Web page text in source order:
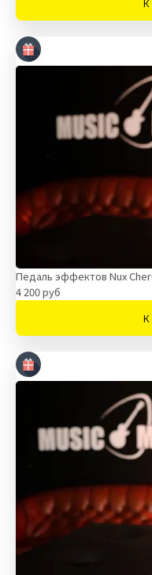
Педаль эффектов Nux
4 200 руб